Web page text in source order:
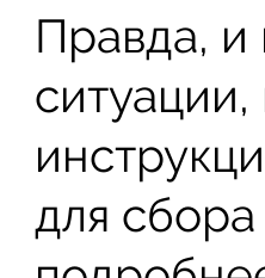
Правда, и
ситуации,
для